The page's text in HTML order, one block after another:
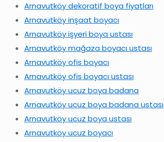
Arnavutköy dekoratif boya fiyatları
Arnavutköy inşaat boyacı
Arnavutköy işyeri boya ustası
Arnavutköy mağaza boyacı ustası
Arnavutköy ofis boyacı
Arnavutköy ofis boyacı ustası
Arnavutköy ucuz boya badana
Arnavutköy ucuz boya badana ustası
Arnavutköy ucuz boya ustası
Arnavutköy ucuz boyacı